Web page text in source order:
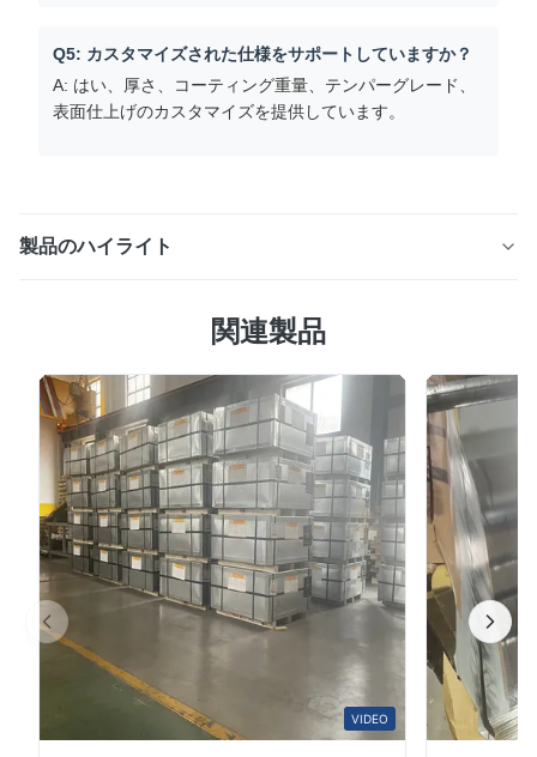
Q5: カスタマイズされた仕様をサポートしていますか？
A: はい、厚さ、コーティング重量、テンパーグレード、
表面仕上げのカスタマイズを提供しています。
製品のハイライト
製品概要 精密なコーティング制御、均一な表面、優れた
器、高速生産ラインに適しています。 ETP錫メッキコイ
ル（電解錫メッキ）は、冷間圧延鋼に制御された錫層を堆
積させることによって製造される精密コーティング鋼製品
です。技術仕様および業界標準に従って、製品は一貫した
コーティング厚さ、安定した機械的特性、および高い表面
品質を提供するように設計されています。 食品包装、飲
料缶、工業用容器などの要求の厳しい用途向けに設計され
た錫メッキコイルを供給しています。この材料は、保護と
プロセス効率の両方を最適...
関連製品
VIDEO